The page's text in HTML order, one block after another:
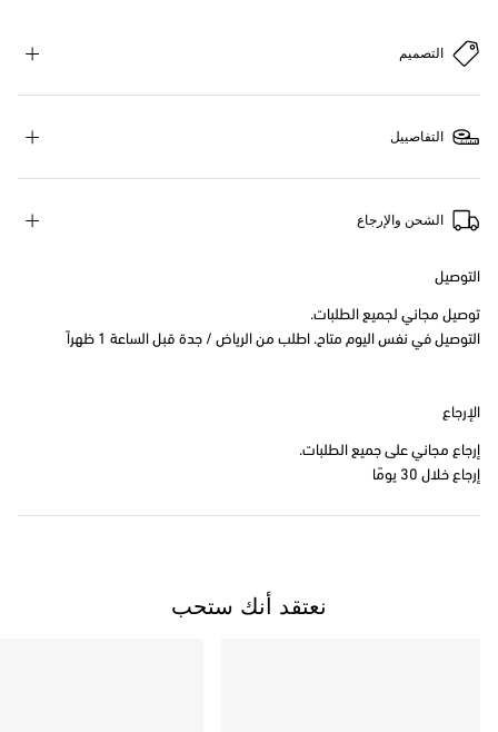
التصميم
التفاصييل
الشحن والإرجاع
التوصيل
توصيل مجاني لجميع الطلبات.
التوصيل في نفس اليوم متاح. اطلب من الرياض / جدة قبل الساعة 1 ظهراً
الإرجاع
إرجاع مجاني على جميع الطلبات.
إرجاع خلال 30 يومًا
نعتقد أنك ستحب